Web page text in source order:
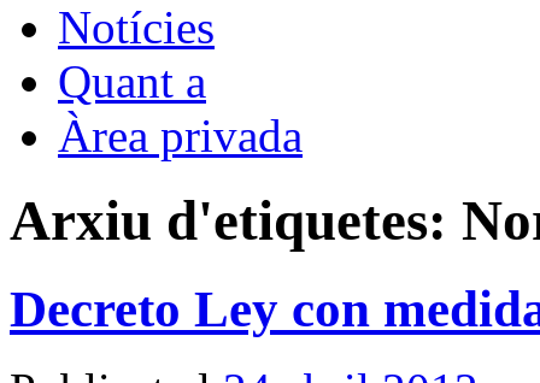
Notícies
Quant a
Àrea privada
Arxiu d'etiquetes:
Decreto Ley con